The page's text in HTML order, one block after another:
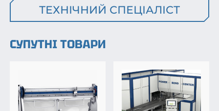
ТЕХНІЧНИЙ СПЕЦІАЛІСТ
СУПУТНІ ТОВАРИ